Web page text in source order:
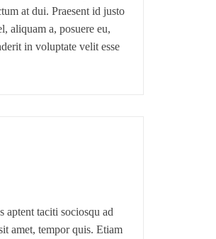
at dui. Praesent id justo
aliquam a, posuere eu,
in voluptate velit esse
aptent taciti sociosqu ad
amet, tempor quis. Etiam